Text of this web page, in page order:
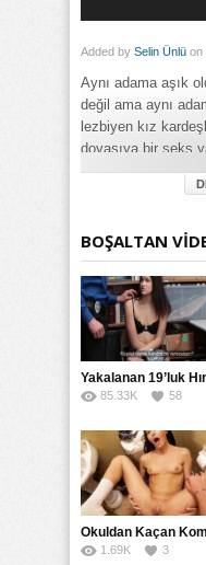
Added by Selin Ünlü on
Aynı adama aşık
değil ama aynı
lezbiyen kız
doyasıya bir seks
genç ve güzel
cinselliğe aç
etmeye yetecek
Category:
18+ Yaş,Amatör,
Lezbiyen,Mobil,Oral
Yabancı
BOŞALTAN
85.33K 58
1.69K 3